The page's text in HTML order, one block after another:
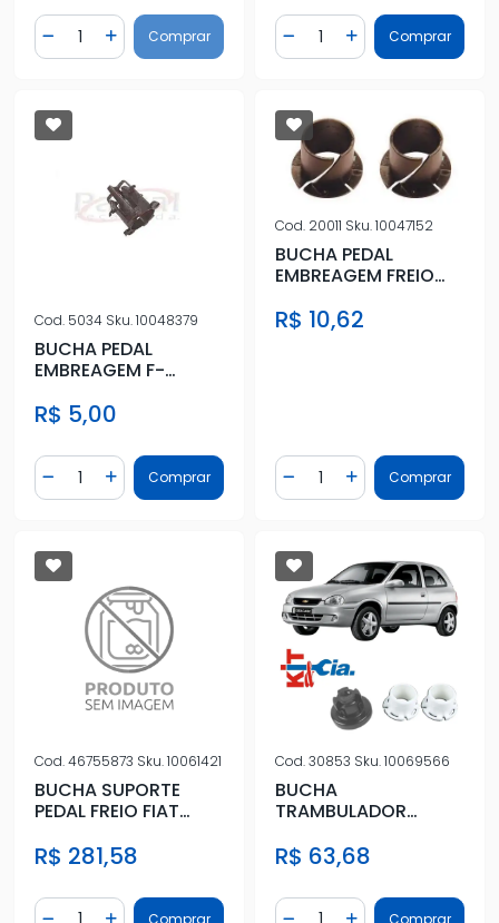
Diminuir Quantidade
Quantidade
Adicionar Quantidade
Comprar Diminuir Quantidade
Quantidade
AdicionarComprar
Cod. 5034 Sku.10048379
BUCHA PEDAL
EMBREAGEM F-
ACIMA
R$ 5,00
Diminuir Quantidade
Quantidade
Adicionar Quantidade
Comprar
Cod. 20011 Sku.10047152
BUCHA PEDAL
EMBREAGEM FREIO
03/12
R$ 10,62
Diminuir Quantidade
Quantidade
AdicionarComprar
Cod.46755873 Sku.10061421
BUCHA SUPORTE
PEDAL FREIO FIAT
R$ 281,58
Quantidade Comprar
Cod.30853 Sku.10069566
BUCHA
TRAMBULADOR
R$ 63,68
Quantidade Comprar